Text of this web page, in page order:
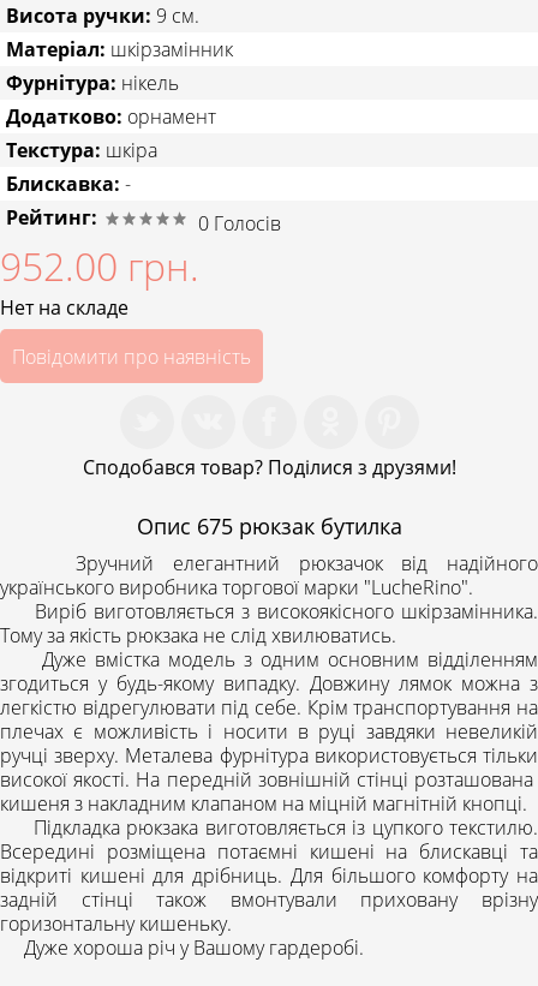
Висота ручки: 9 см.
Матеріал: шкірзамінник
Фурнітура: нікель
Додатково: орнамент
Текстура: шкіра
Блискавка: -
Рейтинг:
0 Голосів
952.00 грн.
Нет на складе
Повідомити про наявність
Сподобався товар? Поділися з друзями!
Опис 675 рюкзак бутилка
Зручний елегантний рюкзачок від надійного
українського виробника торгової марки "LucheRino".
Виріб виготовляється з високоякісного шкірзамінника.
Тому за якість рюкзака не слід хвилюватись.
Дуже вмістка модель з одним основним відділенням
згодиться у будь-якому випадку. Довжину лямок можна з
легкістю відрегулювати під себе. Крім транспортування на
плечах є можливість і носити в руці завдяки невеликій
ручці зверху. Металева фурнітура використовується тільки
високої якості. На передній зовнішній стінці розташована
кишеня з накладним клапаном на міцній магнітній кнопці.
Підкладка рюкзака виготовляється із цупкого текстилю.
Всередині розміщена потаємні кишені на блискавці та
відкриті кишені для дрібниць. Для більшого комфорту на
задній стінці також вмонтували приховану врізну
горизонтальну кишеньку.
Дуже хороша річ у Вашому гардеробі.